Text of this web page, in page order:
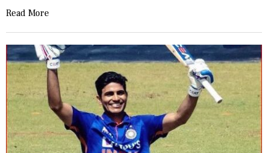
Read More